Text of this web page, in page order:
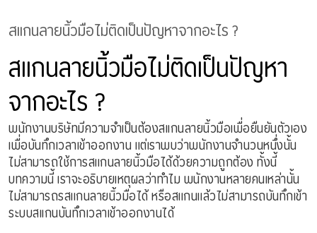
สเเกนลายนิ้วมือไม่ติดเป็นปัญหาจากอะไร ?
สเเกนลายนิ้วมือไม่ติดเป็นปัญหา
จากอะไร ?
พนักงานบริษัทมีความจำเป็นต้องสเเกนลายนิ้วมือเพื่อยืนยันตัวเอง
เพื่อบันทึกเวลาเข้าออกงาน แต่เราพบว่าพนักงานจำนวนหนึ่งนั้น
ไม่สามารถใช้การสเเกนลายนิ้วมือได้ด้วยความถูกต้อง ทั้งนี้
บทความนี้ เราจะอธิบายเหตุผลว่าทำไม พนักงานหลายคนเหล่านั้น
ไม่สามารถรสเเกนลายนิ้วมือได้ หรือสเเกนแล้วไม่สามารถบันทึกเข้า
ระบบสเเกนบันทึกเวลาเข้าออกงานได้